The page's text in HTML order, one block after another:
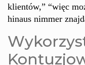
klientów,” “więc
hinaus nimmer